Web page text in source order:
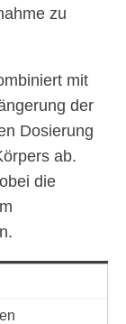
zu
mit
der
Dosierung
ab.
die